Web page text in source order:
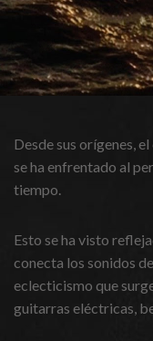
Desde sus orígenes,
se ha enfrentado al
tiempo.
Esto se ha visto
conecta los sonidos
eclecticismo que
guitarras eléctricas,